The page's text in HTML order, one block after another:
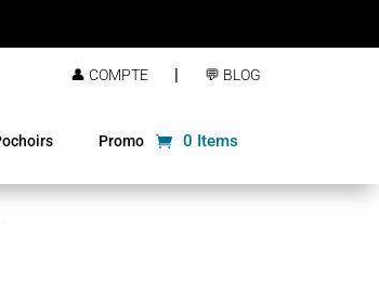
👤 COMPTE | 💬 BLOG
Promo 0 Items